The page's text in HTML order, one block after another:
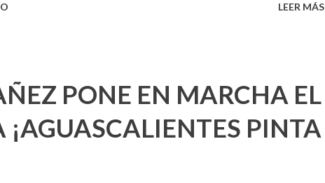
que sea cuando aún no conoces ni la mitad de
Pero incluso quienes ya han tenido relaciones
o expertas en el tema. Siempre hay algo
nuevas experiencias que conocer. Si eres una
LEER MÁS
PONE EN MARCHA EL
¡AGUASCALIENTES PINTA